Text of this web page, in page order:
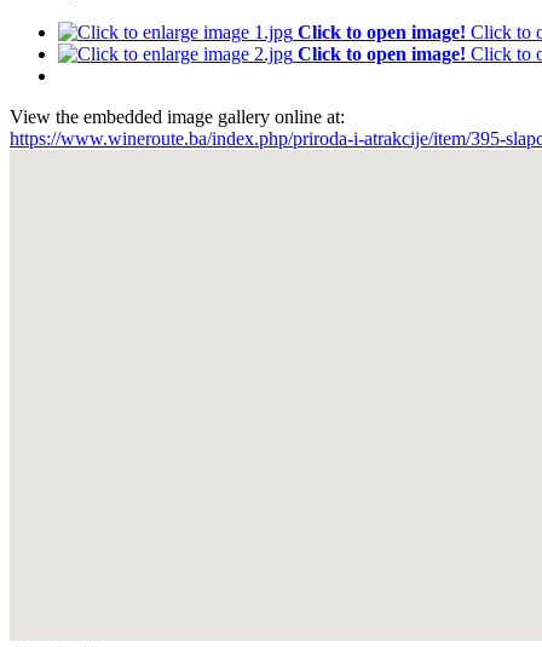
Click to open image! Click to
Click to open image! Click to
View the embedded image gallery online at:
https://www.wineroute.ba/index.php/priroda-i-atrakcije/item/395-